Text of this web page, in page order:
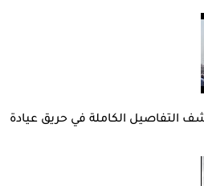
التفاصيل الكاملة في حريق عيادة